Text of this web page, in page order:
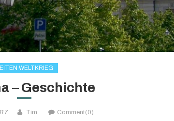
WELTKRIEG
– Geschichte
Tim Comment(0)